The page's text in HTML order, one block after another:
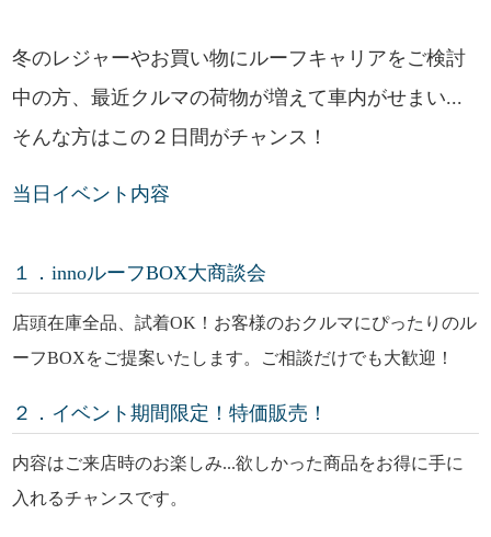
冬のレジャーやお買い物にルーフキャリアをご検討
中の方、最近クルマの荷物が増えて車内がせまい...
そんな方はこの２日間がチャンス！
当日イベント内容
１．innoルーフBOX大商談会
店頭在庫全品、試着OK！お客様のおクルマにぴったりのル
ーフBOXをご提案いたします。ご相談だけでも大歓迎！
２．イベント期間限定！特価販売！
内容はご来店時のお楽しみ...欲しかった商品をお得に手に
入れるチャンスです。